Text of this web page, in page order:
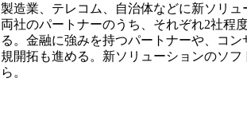
製造業、テレコム、自治体などに新ソリュ
両社のパートナーのうち、それぞれ2社程
る。金融に強みを持つパートナーや、コ
規開拓も進める。新ソリューションのソ
ら。